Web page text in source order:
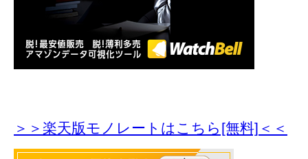
＞＞楽天版モノレートはこちら[無料]＜＜